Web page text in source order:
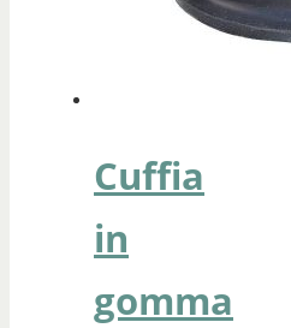
Cuffia
in
gomma